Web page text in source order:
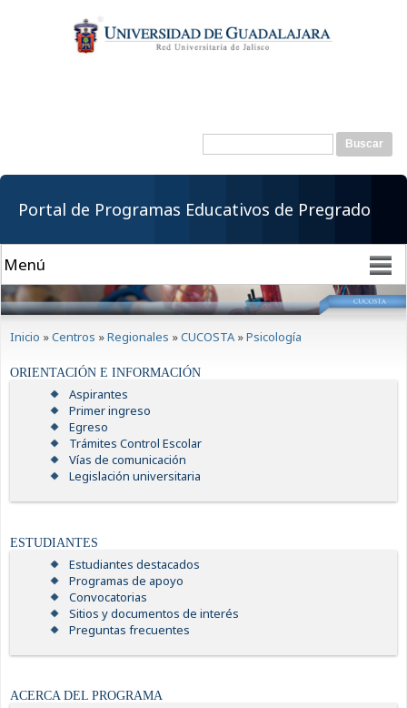
contenido
principal
Formulario de
Buscar
Portal de Programas Educativos de Pregrado
Inicio »Centros »Regionales »CUCOSTA »Psicología
ORIENTACIÓN E INFORMACIÓN
Aspirantes
Primer ingreso
Egreso
Trámites Control Escolar
Vías de comunicación
Legislación universitaria
ESTUDIANTES
Estudiantes destacados
Programas de apoyo
Convocatorias
Sitios y documentos de interés
Preguntas frecuentes
ACERCA DEL PROGRAMA